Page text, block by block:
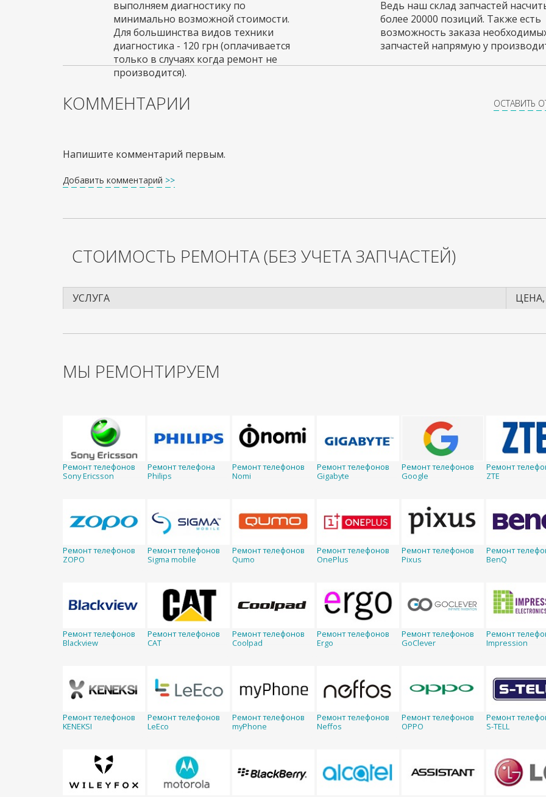
выполняем диагностику по
минимально возможной стоимости.
Для большинства видов техники
диагностика - 120 грн (оплачивается
только в случаях когда ремонт не
производится).
Ведь наш склад запчастей
более 20000 позиций. Также есть
возможность заказа
запчастей напрямую у
КОММЕНТАРИИ ОСТАВИТЬ
Напишите комментарий первым.
Добавить комментарий >>
СТОИМОСТЬ РЕМОНТА(БЕЗ УЧЕТА ЗАПЧАСТЕЙ)
УСЛУГА
МЫ РЕМОНТИРУЕМ
Ремонт телефонов
Sony Ericsson
Ремонт телефона
Philips
Ремонт телефонов
Nomi
Ремонт телефонов
Gigabyte
Ремонт телефонов
Google
Ремонт
ZTE
Ремонт телефонов
ZOPO
Ремонт телефонов
Sigma mobile
Ремонт телефонов
Qumo
Ремонт телефонов
OnePlus
Ремонт телефонов
Pixus
Ремонт
BenQ
Ремонт телефонов
Blackview
Ремонт телефонов
CAT
Ремонт телефонов
Coolpad
Ремонт телефонов
Ergo
Ремонт телефонов
GoClever
Ремонт
Impression
Ремонт телефонов
KENEKSI
Ремонт телефонов
LeEco
Ремонт телефонов
myPhone
Ремонт телефонов
Neffos
Ремонт телефонов
OPPO
Ремонт
S-TELL